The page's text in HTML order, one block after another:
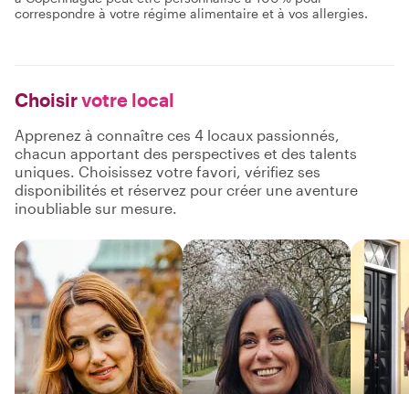
correspondre à votre régime alimentaire et à vos allergies.
Choisirvotre local
Apprenez à connaître ces 4 locaux passionnés,
chacun apportant des perspectives et des talents
uniques. Choisissez votre favori, vérifiez ses
disponibilités et réservez pour créer une aventure
inoubliable sur mesure.